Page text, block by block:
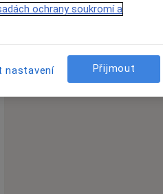
ochrany soukromí a
nastavení Přijmout